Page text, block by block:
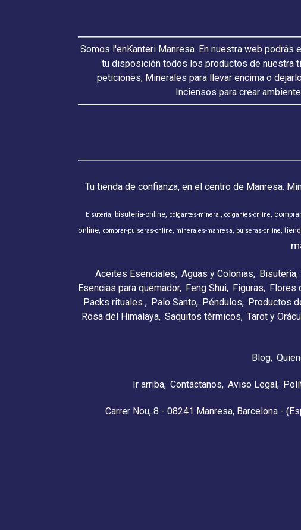
Somos l'enKanteri Manresa. En nuestra web
tu disposición todos los productos de nuestra
peticiones, Minerales para llevar encima o
Inciensos para crear
Tu tienda de confianza, en el centro de Manresa.
bisuteria bisuteria-online colgantes-mineral colgantes-online
online comprar-pulseras-online minerales-manresa pulseras-online
Aceites Esenciales Aguas y Colonias Bisutería
Esencias para quemador Feng Shui Figuras Flores
Packs rituales Palo Santo Péndulos Productos
Rosa del Himalaya Saquitos térmicos Tarot y
Blog
Ir arriba Contáctanos Aviso Legal
Carrer Nou, 8 - 08241 Manresa, Barcelona -